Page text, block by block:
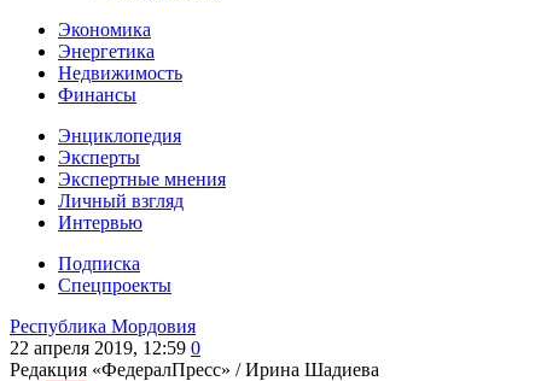
Экономика
Энергетика
Недвижимость
Финансы
Энциклопедия
Эксперты
Экспертные мнения
Личный взгляд
Интервью
Подписка
Спецпроекты
Республика Мордовия
22 апреля 2019, 12:59 0
Редакция «ФедералПресс» /Ирина Шадиева